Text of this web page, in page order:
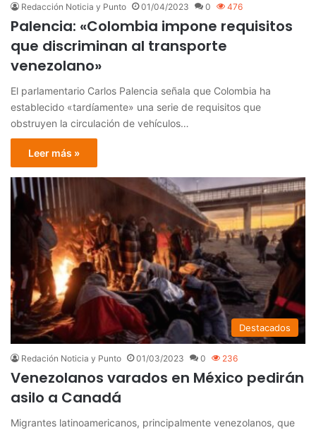
Redacción Noticia y Punto 01/04/2023 0 476
Palencia: «Colombia impone requisitos
que discriminan al transporte
venezolano»
El parlamentario Carlos Palencia señala que Colombia ha
establecido «tardíamente» una serie de requisitos que
obstruyen la circulación de vehículos…
Leer más »
Destacados
Redación Noticia y Punto 01/03/2023 0 236
Venezolanos varados en México pedirán
asilo a Canadá
Migrantes latinoamericanos, principalmente venezolanos, que